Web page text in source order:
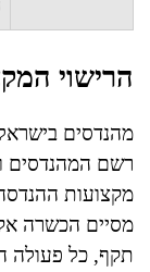
הרישוי
מהנדסים בישראל
רשם המהנדסים
מקצועות
מסיים הכשרה
תקף, כל פעולה